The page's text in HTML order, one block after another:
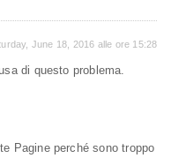
June 18, 2016 alle ore 15:28
di questo problema.
Pagine perché sono troppo